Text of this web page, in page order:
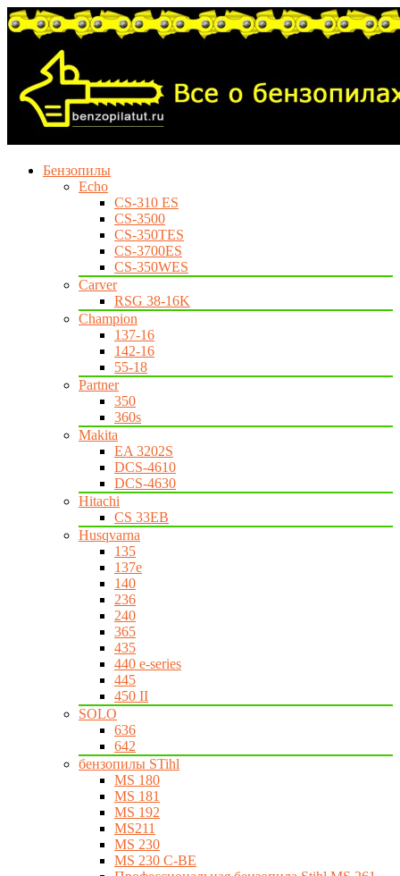
Бензопилы
Echo
CS-310 ES
CS-3500
CS-350TES
CS-3700ES
CS-350WES
Carver
RSG 38-16K
Champion
137-16
142-16
55-18
Partner
350
360s
Makita
EA 3202S
DCS-4610
DCS-4630
Hitachi
CS 33EB
Husqvarna
135
137e
140
236
240
365
435
440 e-series
445
450 II
SOLO
636
642
бензопилы STihl
MS 180
MS 181
MS 192
MS211
MS 230
MS 230 C-BE